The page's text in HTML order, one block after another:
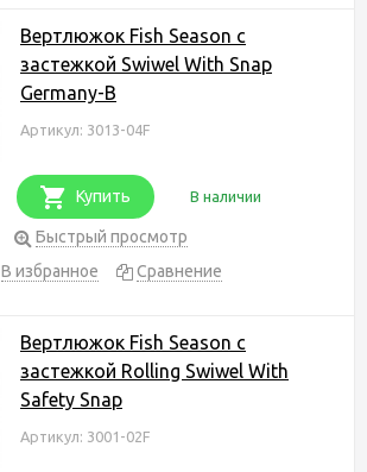
Вертлюжок Fish Season с
застежкой Swiwel With Snap
Germany-B
Артикул: 3013-04F
Купить В наличии
Быстрый просмотр
В избранное
Сравнение
Вертлюжок Fish Season с
застежкой Rolling Swiwel With
Safety Snap
Артикул: 3001-02F